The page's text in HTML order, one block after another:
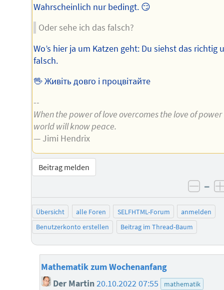
Wahrscheinlich nur bedingt. 😏
Oder sehe ich das falsch?
Wo’s hier ja um Katzen geht: Du siehst das richtig
falsch.
🖖 Живіть довго і процвітайте
--
When the power of love overcomes the love of
world will know peace.
— Jimi Hendrix
Beitrag melden
–
Übersicht alle Foren SELFHTML-Forum
anmelden
Benutzerkonto erstellen
Beitrag im Thread-Baum
Mathematik zum Wochenanfang
Der Martin20.10.2022 07:55 mathematik